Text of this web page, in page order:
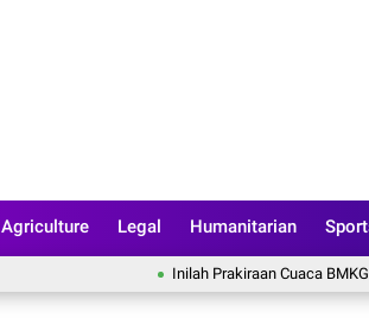
Agriculture Legal Humanitarian
Inilah Prakiraan Cuaca BMKG